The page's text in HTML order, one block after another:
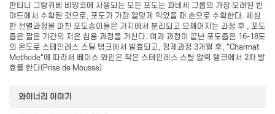
판티니 그랑뀌베 비앙코에 사용되는 모든 포도는 파네세 그룹의 가장 오래된 빈
야드에서 수확된 것으로, 포도가 가장 알맞게 익었을 때 손으로 수확한다. 세심
한 선별과정을 마친 포도송이들은 가지에서 분리되고 으깨어지는 과정 후 , 포도
즙은 짧은 기간의 저온 침용 과정을 거친다. 여과 과정이 끝난 포도즙은 16-18도
의 온도로 스테인레스 스틸 탱크에서 발효되고, 정제과정 3개월 후, “Charmat
Methode"에 따라서 베이스 와인은 작은 스테인레스 스틸 압력 탱크에서 2차 발
효를 한다(Prise de Mousse)
와이너리 이야기